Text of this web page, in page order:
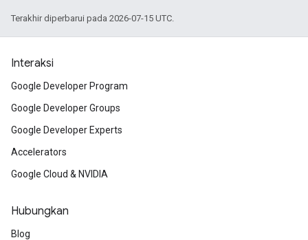
Terakhir diperbarui pada 2026-07-15 UTC.
Interaksi
Google Developer Program
Google Developer Groups
Google Developer Experts
Accelerators
Google Cloud & NVIDIA
Hubungkan
Blog